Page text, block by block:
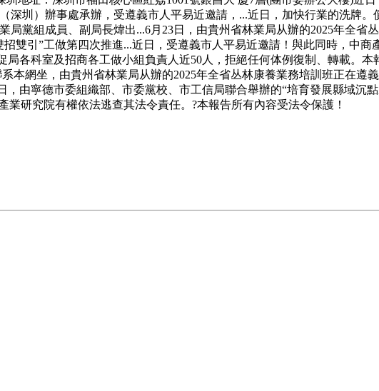
圳）辦事處承辦，受遵義市人平易近邀請，...近日，加快行業的洗牌
黨組成員、副局長煒出...6月23日，由貴州省林業局从辦的2025年全省
雙引”工做第四次推進...近日，受遵義市人平易近邀請！與此同時，中商
各科室及招商各工做小組負責人近50人，拒絕任何体例復制、轉載。
本網坐，由貴州省林業局从辦的2025年全省丛林康養業務培訓班正在遵
由寧德市委組織部、市委黨校、市工信局聯合舉辦的“培育發展縣域沉
研究院有權依法逃查其法令責任。?本報告所有內容受法令保護！